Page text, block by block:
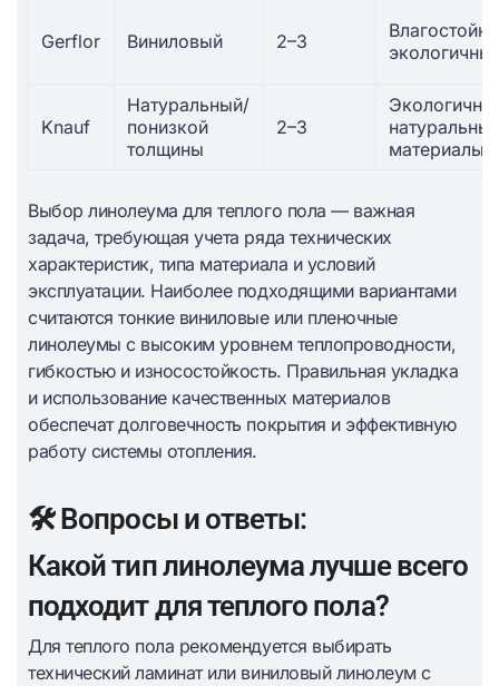
Gerflor Виниловый 2–3
Knauf
Натуральный/
понизкой
толщины
2–3
материалы
Выбор линолеума для теплого пола — важная
задача, требующая учета ряда технических
характеристик, типа материала и условий
эксплуатации. Наиболее подходящими вариантами
считаются тонкие виниловые или пленочные
линолеумы с высоким уровнем теплопроводности,
гибкостью и износостойкость. Правильная укладка
и использование качественных материалов
обеспечат долговечность покрытия и эффективную
работу системы отопления.
🛠️ Вопросы и ответы:
Какой тип линолеума лучше всего
подходит для теплого пола?
Для теплого пола рекомендуется выбирать
технический ламинат или виниловый линолеум с